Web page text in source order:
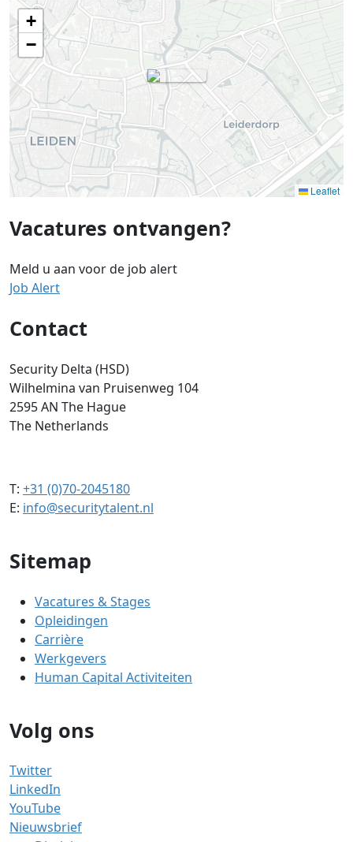
+
−
Leaflet
Vacatures ontvangen?
Meld u aan voor de job alert
Job Alert
Contact
Security Delta (HSD)
Wilhelmina van Pruisenweg 104
2595 AN The Hague
The Netherlands
T: +31 (0)70-2045180
E: info@securitytalent.nl
Sitemap
Vacatures & Stages
Opleidingen
Carrière
Werkgevers
Human Capital Activiteiten
Volg ons
Twitter
LinkedIn
YouTube
Nieuwsbrief